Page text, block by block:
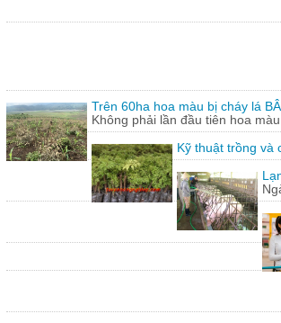
Trên 60ha hoa màu bị cháy lá
Không phải lần đầu tiên hoa
Kỹ thuật trồng và